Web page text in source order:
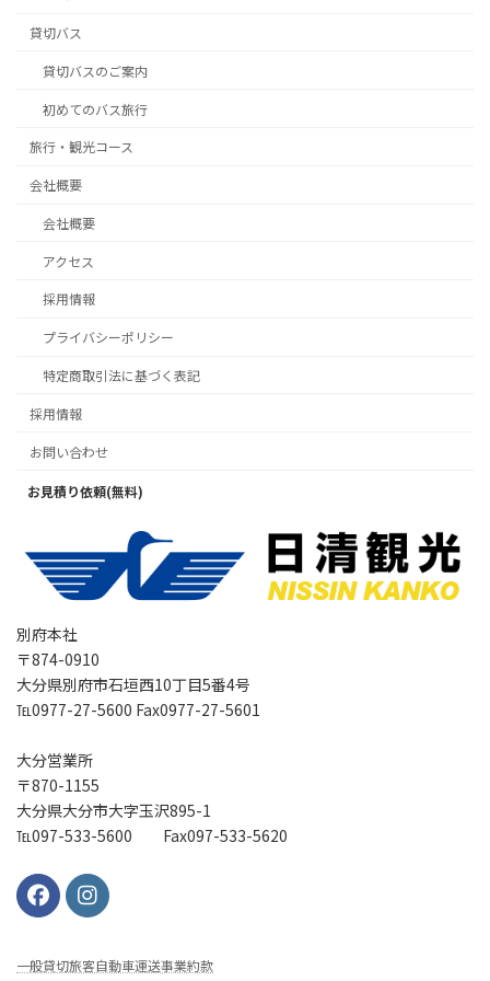
貸切バス
貸切バスのご案内
初めてのバス旅行
旅行・観光コース
会社概要
会社概要
アクセス
採用情報
プライバシーポリシー
特定商取引法に基づく表記
採用情報
お問い合わせ
お見積り依頼(無料)
別府本社
〒874-0910
大分県別府市石垣西10丁目5番4号
℡0977-27-5600 Fax0977-27-5601
大分営業所
〒870-1155
大分県大分市大字玉沢895-1
℡097-533-5600 Fax097-533-5620
⼀般貸切旅客⾃動⾞運送事業約款